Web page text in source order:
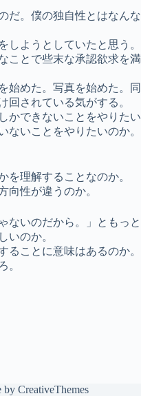
だ。僕の独自性とはなんな
しようとしていたと思う。
ことで些末な承認欲求を満
始めた。写真を始めた。同
回されている気がする。
かできないことをやりたい
ないことをやりたいのか。
を理解することなのか。
向性が違うのか。
ないのだから。」ともっと
いのか。
ることに意味はあるのか。
。
by CreativeThemes